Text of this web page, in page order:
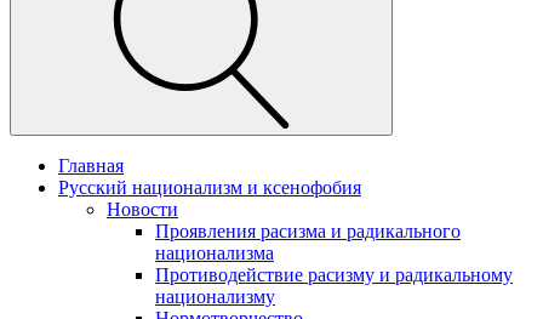
Главная
Русский национализм и ксенофобия
Новости
Проявления расизма и радикального
национализма
Противодействие расизму и радикальному
национализму